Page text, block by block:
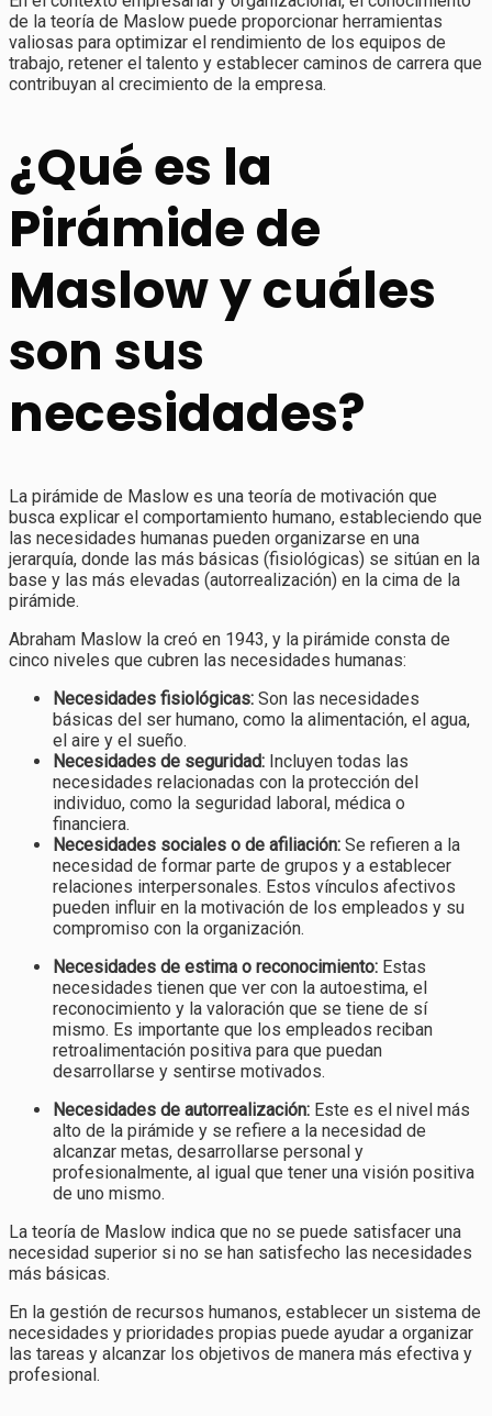
de la teoría de Maslow puede proporcionar herramientas
valiosas para optimizar el rendimiento de los equipos de
trabajo, retener el talento y establecer caminos de carrera que
contribuyan al crecimiento de la empresa.
¿Qué es la
Pirámide de
Maslow y cuáles
son sus
necesidades?
La pirámide de Maslow es una teoría de motivación que
busca explicar el comportamiento humano, estableciendo que
las necesidades humanas pueden organizarse en una
jerarquía, donde las más básicas (fisiológicas) se sitúan en la
base y las más elevadas (autorrealización) en la cima de la
pirámide.
Abraham Maslow la creó en 1943, y la pirámide consta de
cinco niveles que cubren las necesidades humanas:
Necesidades fisiológicas: Son las necesidades
básicas del ser humano, como la alimentación, el agua,
el aire y el sueño.
Necesidades de seguridad: Incluyen todas las
necesidades relacionadas con la protección del
individuo, como la seguridad laboral, médica o
financiera.
Necesidades sociales o de afiliación: Se refieren a la
necesidad de formar parte de grupos y a establecer
relaciones interpersonales. Estos vínculos afectivos
pueden influir en la motivación de los empleados y su
compromiso con la organización.
Necesidades de estima o reconocimiento: Estas
necesidades tienen que ver con la autoestima, el
reconocimiento y la valoración que se tiene de sí
mismo. Es importante que los empleados reciban
retroalimentación positiva para que puedan
desarrollarse y sentirse motivados.
Necesidades de autorrealización: Este es el nivel más
alto de la pirámide y se refiere a la necesidad de
alcanzar metas, desarrollarse personal y
profesionalmente, al igual que tener una visión positiva
de uno mismo.
La teoría de Maslow indica que no se puede satisfacer una
necesidad superior si no se han satisfecho las necesidades
más básicas.
En la gestión de recursos humanos, establecer un sistema de
necesidades y prioridades propias puede ayudar a organizar
las tareas y alcanzar los objetivos de manera más efectiva y
profesional.